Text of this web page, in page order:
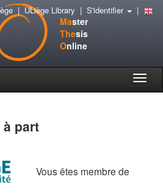
Master
Thesis
Online
Toggle
|ULiège Library | S'identifier |
à part
Vous êtes membre de